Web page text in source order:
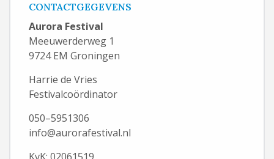
CONTACTGEGEVENS
Aurora Festival
Meeuwerderweg 1
9724 EM Groningen
Harrie de Vries
Festivalcoördinator
050–5951306
info@aurorafestival.nl